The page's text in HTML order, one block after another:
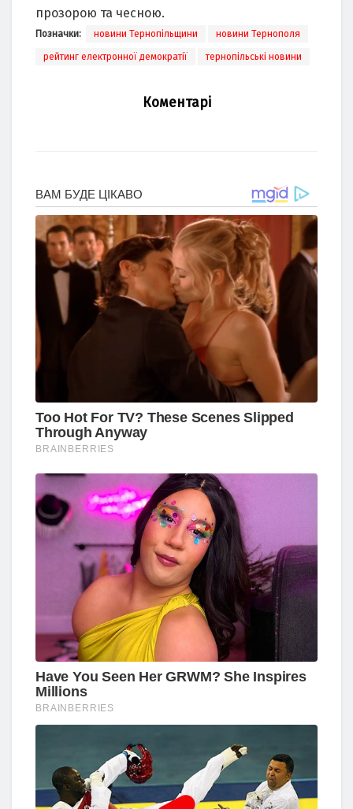
прозорою та чесною.
Позначки: новини Тернопільщини новини Тернополя
рейтинг електронної демократії тернопільські новини
Коментарі